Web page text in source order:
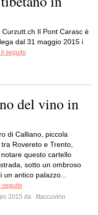
Il Pont Carasc è
dal 31 maggio 2015 i
il seguito
del vino in
di Calliano, piccola
Rovereto e Trento,
questo cartello
sotto un ombroso
un antico palazzo...
seguito
2015 da
Iltaccuvino